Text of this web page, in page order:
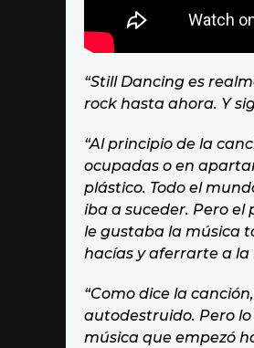
“Still Dancing es
rock hasta ahora. Y
“Al principio de la
ocupadas o en
plástico. Todo el
iba a suceder. Pero
le gustaba la música
hacías y aferrarte a la
“Como dice la
autodestruido. Pero
música que empezó